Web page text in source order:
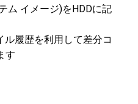
ム イメージ)をHDDに記
ル履歴を利用して差分コ
す